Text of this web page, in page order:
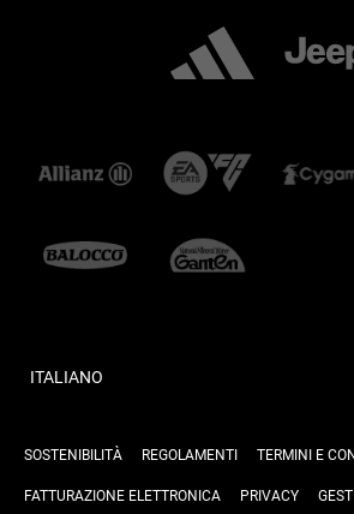
ITALIANO
SOSTENIBILITÀ REGOLAMENTI TERMINI E
FATTURAZIONE ELETTRONICA PRIVACY